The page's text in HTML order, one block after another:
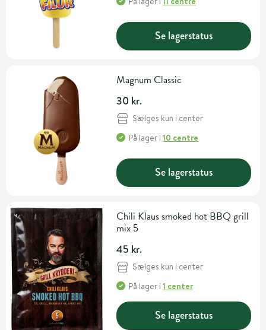
Se lagerstatus
Magnum Classic
30 kr.
Sælges kun i center
På lager i10 centre
Se lagerstatus
Chili Klaus smoked hot BBQ grill
mix 5
45 kr.
Sælges kun i center
På lager i1 center
Se lagerstatus